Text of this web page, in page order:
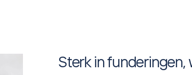
Sterk in funderingen,